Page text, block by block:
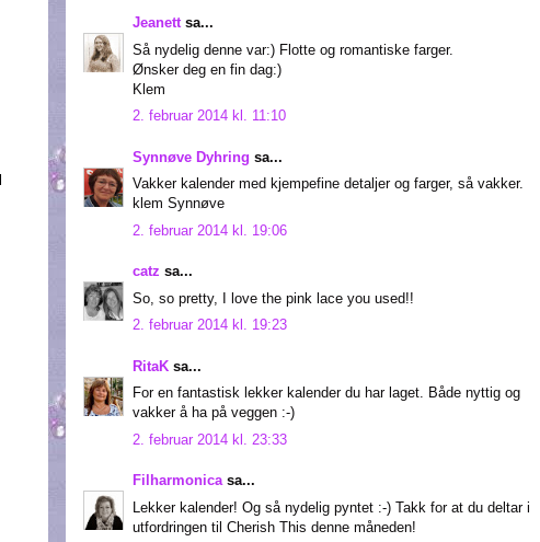
Jeanettsa...
Så nydelig denne var:) Flotte og romantiske farger.
Ønsker deg en fin dag:)
Klem
2. februar 2014 kl. 11:10
Synnøve Dyhring sa...
Vakker kalender med kjempefine detaljer og farger, så vakker.
klem Synnøve
2. februar 2014 kl. 19:06
catz sa...
So, so pretty, I love the pink lace you used!!
2. februar 2014 kl. 19:23
RitaK sa...
For en fantastisk lekker kalender du har laget. Både nyttig og
vakker å ha på veggen :-)
2. februar 2014 kl. 23:33
Filharmonicasa...
Lekker kalender! Og så nydelig pyntet :-) Takk for at du deltar i
utfordringen til Cherish This denne måneden!